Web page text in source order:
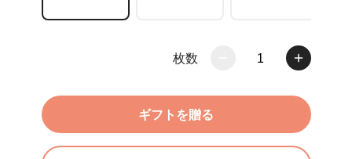
枚数 1
ギフトを贈る